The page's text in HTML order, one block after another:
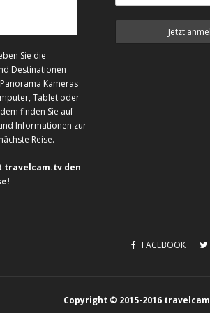
Sie die
Destinationen
Kameras
Tablet oder
finden Sie auf
Informationen zur
Reise.
travelcam.tv den
FACEBOOK
Copyright © 2015-2016